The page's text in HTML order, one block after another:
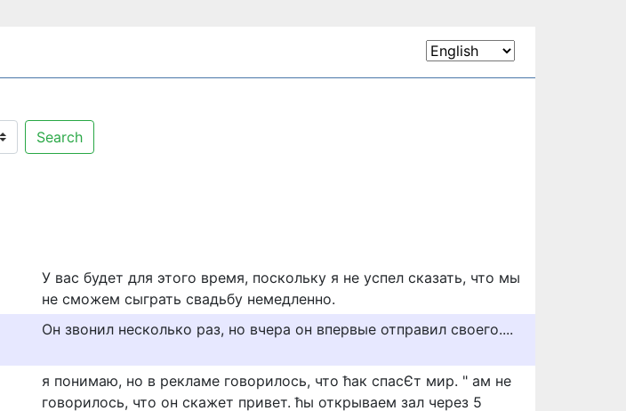
Search
У вас будет для этого время, поскольку я не успел сказать, что мы
не сможем сыграть свадьбу немедленно.
Он звонил несколько раз, но вчера он впервые отправил своего....
я понимаю, но в рекламе говорилось, что ћак спасЄт мир. " ам не
говорилось, что он скажет привет. ћы открываем зал через 5